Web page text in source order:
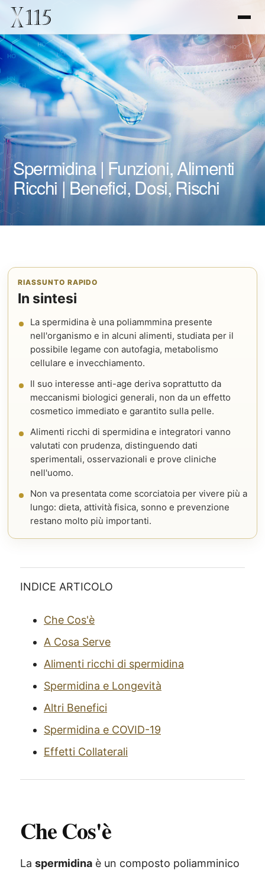
Spermidina | Funzioni, Alimenti
Ricchi | Benefici, Dosi, Rischi
RIASSUNTO RAPIDO
In sintesi
La spermidina è una poliammmina presente
nell'organismo e in alcuni alimenti, studiata per il
possibile legame con autofagia, metabolismo
cellulare e invecchiamento.
Il suo interesse anti-age deriva soprattutto da
meccanismi biologici generali, non da un effetto
cosmetico immediato e garantito sulla pelle.
Alimenti ricchi di spermidina e integratori vanno
valutati con prudenza, distinguendo dati
sperimentali, osservazionali e prove cliniche
nell'uomo.
Non va presentata come scorciatoia per vivere più a
lungo: dieta, attività fisica, sonno e prevenzione
restano molto più importanti.
INDICE ARTICOLO
Che Cos'è
A Cosa Serve
Alimenti ricchi di spermidina
Spermidina e Longevità
Altri Benefici
Spermidina e COVID-19
Effetti Collaterali
Che Cos'è
La spermidina è un composto poliamminico